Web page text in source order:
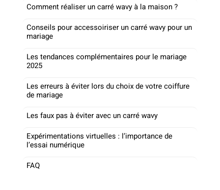
Comment réaliser un carré wavy à la maison ?
Conseils pour accessoiriser un carré wavy pour un
mariage
Les tendances complémentaires pour le mariage
2025
Les erreurs à éviter lors du choix de votre coiffure
de mariage
Les faux pas à éviter avec un carré wavy
Expérimentations virtuelles : l’importance de
l’essai numérique
FAQ